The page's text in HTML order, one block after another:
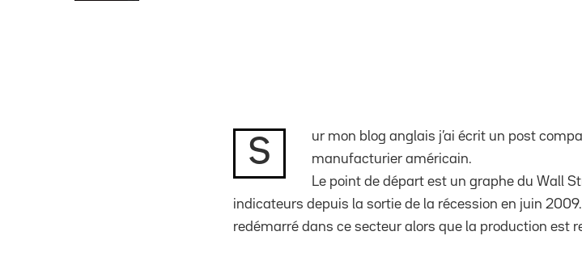
S
ur mon blog anglais j’ai écrit un post
manufacturier américain.
Le point de départ est un graphe du Wall
indicateurs depuis la sortie de la récession en juin 2009.
redémarré dans ce secteur alors que la production est